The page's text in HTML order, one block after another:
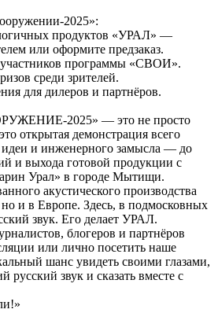
2025»:
продуктов «УРАЛ» —
или оформите предзаказ.
участников программы «СВОИ».
среди зрителей.
для дилеров и партнёров.
2025» — это не просто
открытая демонстрация всего
идеи и инженерного замысла — до
и выхода готовой продукции с
Урал» в городе Мытищи.
акустического производства
и в Европе. Здесь, в подмосковных
звук. Его делает УРАЛ.
блогеров и партнёров
или лично посетить наше
шанс увидеть своими глазами,
русский звук и сказать вместе с